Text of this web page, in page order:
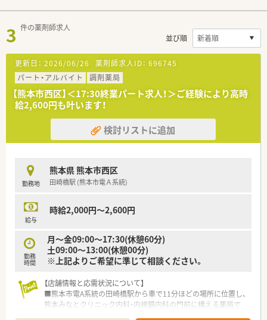
3 件の薬剤師求人
並び順
更新日： 2026/06/26 薬剤師求人ID： 696745
パート・アルバイト
調剤薬局
【熊本市西区】＜17:30終業パート求人！＞ご経験により高時
給2,600円も叶います！
検討リストに追加
勤務地
熊本県 熊本市西区
田崎橋駅 (熊本市電Ａ系統)
給与
時給2,000円～2,600円
勤務
時間
月～金09:00～17:30(休憩60分)
土09:00～13:00(休憩00分)
※上記よりご希望に準じて相談ください。
【店舗情報と応需状況について】
■熊本市電A系統の田崎橋駅から車で11分ほどの場所に位置し、
熊本みなとクリニック内科・内視鏡内科の門前に構える薬局で